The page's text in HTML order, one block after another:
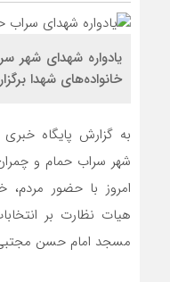
یادواره شهدای شهر
خانواده‌های شهدا
به گزارش پایگاه خبری
شهر سراب حمام و
امروز با حضور مردم،
هیات نظارت بر
مسجد امام حسن